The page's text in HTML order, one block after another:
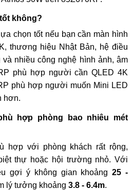
không?
chọn tốt nếu bạn cần màn hình
thương hiệu Nhật Bản, hệ điều
nhiều công nghệ hình ảnh, âm
phù hợp người cần QLED 4K
phù hợp người muốn Mini LED
hơn.
hợp phòng bao nhiêu mét
hợp với phòng khách rất rộng,
thự hoặc hội trường nhỏ. Với
gợi ý không gian khoảng25 -
lý tưởng khoảng 3.8 - 6.4m.